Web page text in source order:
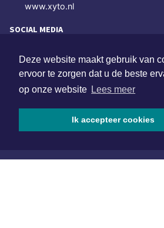
Deze website maakt gebruik van
ervoor te zorgen dat u de beste
op onze website Lees meer
Ik accepteer cookies
www.xyto.nl
SOCIAL MEDIA
NIEUWSBRIEF AANMELDEN
Schrijf je in voor onze nieuwsbrief en
samenvatting van alle gebeurtenissen
Aanmelden